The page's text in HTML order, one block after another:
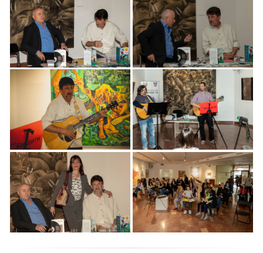
Reč u Vremenu: Rok
Poezija i
Autobiografska Proza
Gorana Hadži Boričića
Reč u Vremenu: Rok
Poezija i
Autobiografska Proza
Gorana Hadži Boričića
Reč u Vremenu: Rok
Poezija i
Autobiografska Proza
Gorana Hadži Boričića
Reč u Vremenu: Rok
Poezija i
Autobiografska Proza
Gorana Hadži Boričića
Reč u Vremenu: Rok
Poezija i
Autobiografska Proza
Gorana Hadži Boričića
Reč u Vremenu: Rok
Poezija i
Autobiografska Proza
Gorana Hadži Boričića